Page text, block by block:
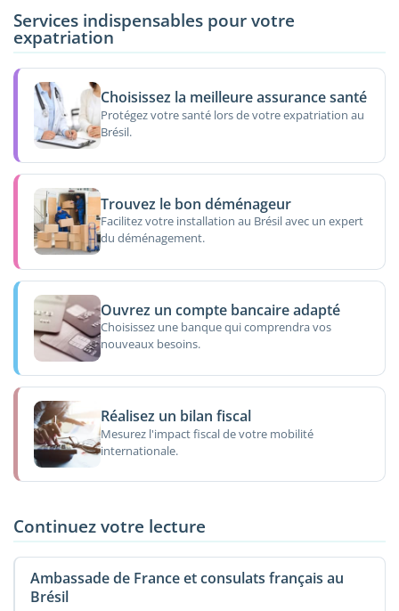
Services indispensables pour votre
expatriation
Choisissez la meilleure assurance santé
Protégez votre santé lors de votre expatriation au
Brésil.
Trouvez le bon déménageur
Facilitez votre installation au Brésil avec un expert
du déménagement.
Ouvrez un compte bancaire adapté
Choisissez une banque qui comprendra vos
nouveaux besoins.
Réalisez un bilan fiscal
Mesurez l'impact fiscal de votre mobilité
internationale.
Continuez votre lecture
Ambassade de France et consulats français au
Brésil